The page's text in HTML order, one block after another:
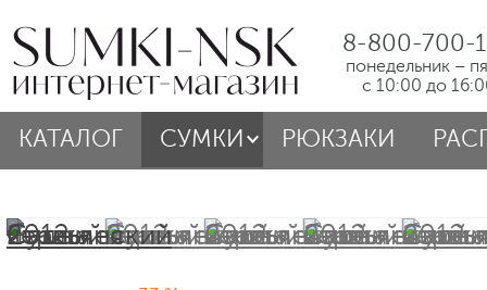
8-800-700-
понедельник –
с 10:00 до
КАТАЛОГ СУМКИ РЮКЗАКИ